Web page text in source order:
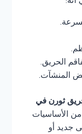
الحريق.
المنشآت.
ثورن في
من الأساسيات
جديد أو